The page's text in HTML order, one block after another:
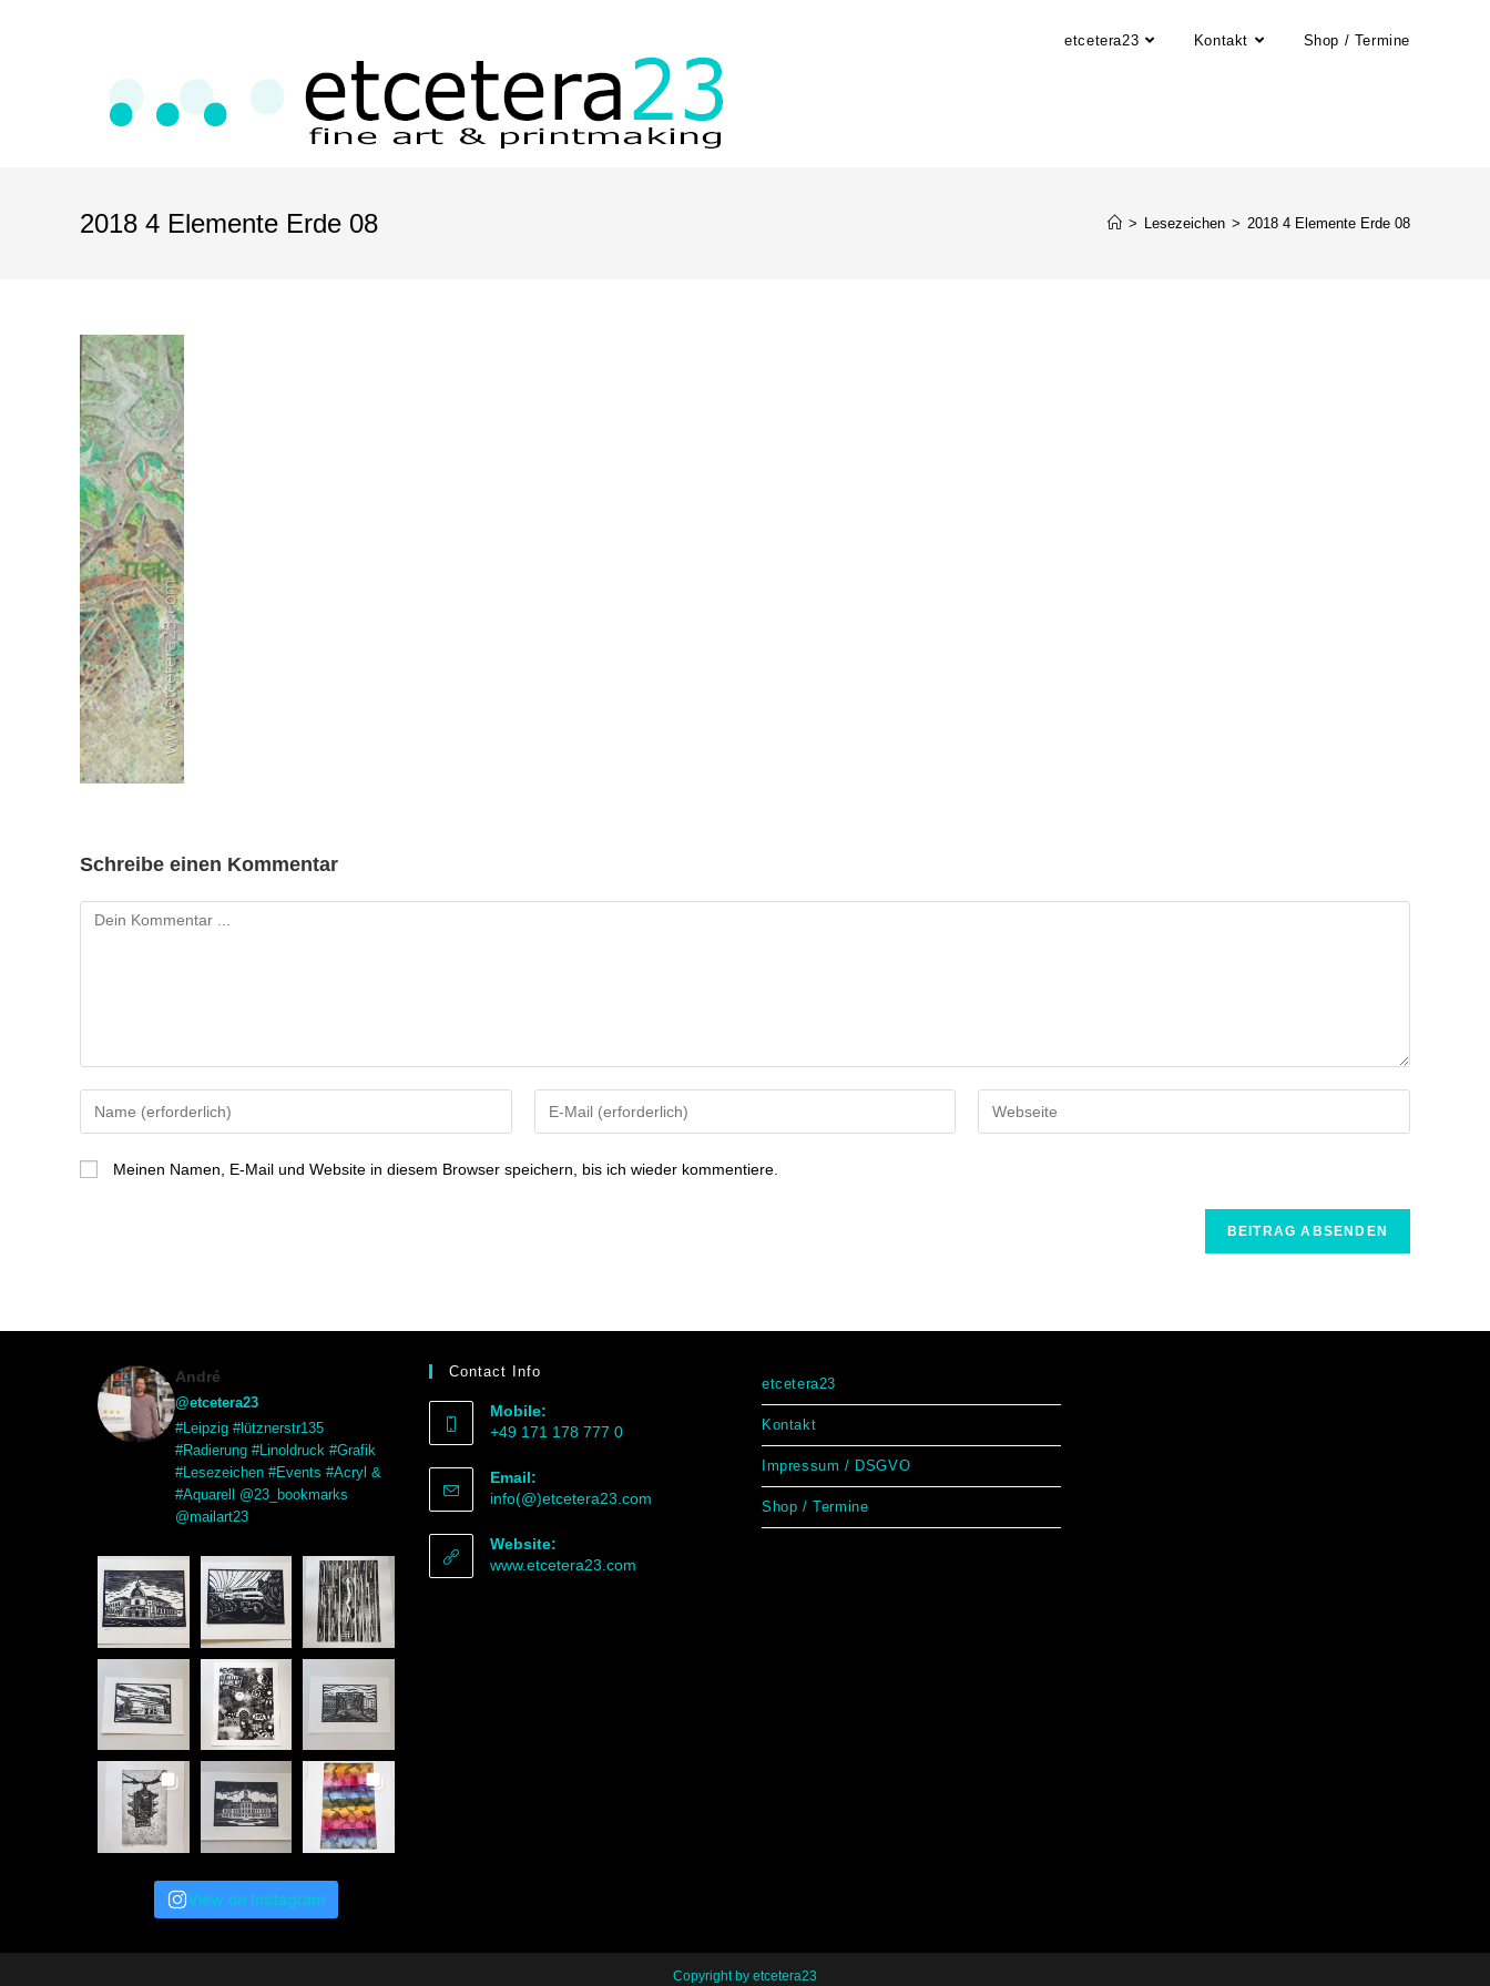
etcetera23 Kontakt Shop / Termine
2018 4 Elemente Erde 08 > Lesezeichen > 2018 4 Elemente Erde 08
Schreibe einen Kommentar
Meinen Namen, E-Mail und Website in diesem Browser speichern, bis ich wieder kommentiere.
André
@etcetera23
#Leipzig #lütznerstr135
#Radierung #Linoldruck #Grafik
#Lesezeichen #Events #Acryl &
#Aquarell @23_bookmarks
@mailart23
View on Instagram
Contact Info
Mobile:
+49 171 178 777 0
Email:
info(@)etcetera23.com
Website:
www.etcetera23.com
etcetera23
Kontakt
Impressum / DSGVO
Shop / Termine
Copyright by etcetera23